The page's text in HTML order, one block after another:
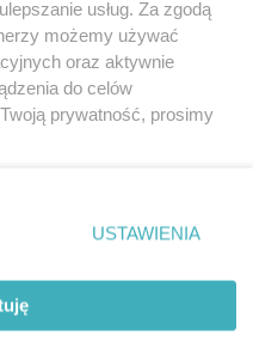
opiniami i
aby świadczyć usługi na
usług. Za zgodą
możemy używać
oraz aktywnie
do celów
prywatność, prosimy
dolnym rogu strony
danych nie wymagają
sprzeciwić się
będą miały
USTAWIENIA